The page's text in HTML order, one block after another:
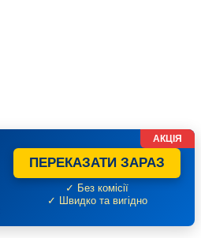
ПЕРЕКАЗАТИ ЗАРАЗ
✓ Без комісії
✓ Швидко та вигідно
АКЦІЯ